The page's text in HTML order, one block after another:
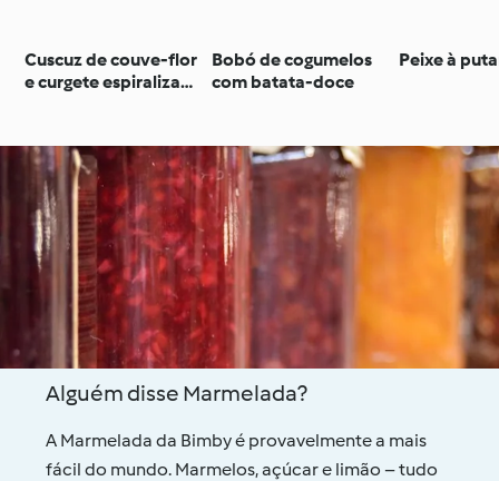
Cuscuz de couve-flor
e curgete espiralizada
Bobó de cogumelos
com batata-doce
Peixe à
Alguém disse Marmelada?
A Marmelada da Bimby é provavelmente a mais
fácil do mundo. Marmelos, açúcar e limão – tudo